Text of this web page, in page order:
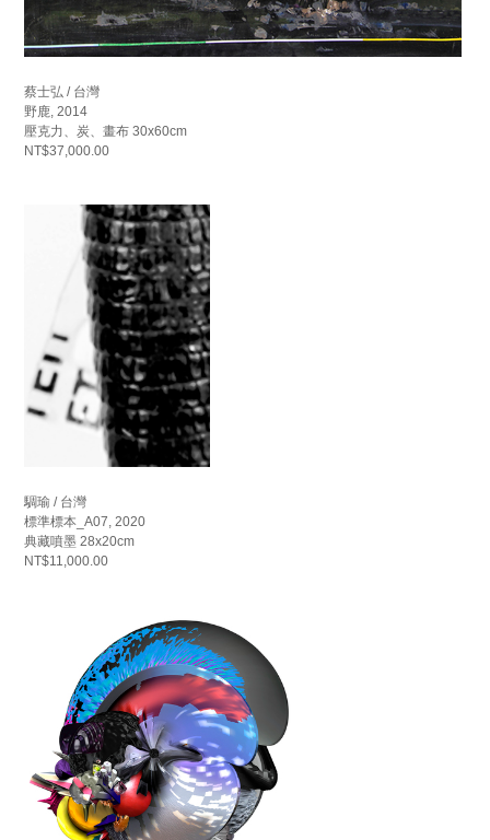
蔡士弘 / 台灣
野鹿, 2014
壓克力、炭、畫布 30x60cm
NT$37,000.00
騆瑜 / 台灣
標準標本_A07, 2020
典藏噴墨 28x20cm
NT$11,000.00